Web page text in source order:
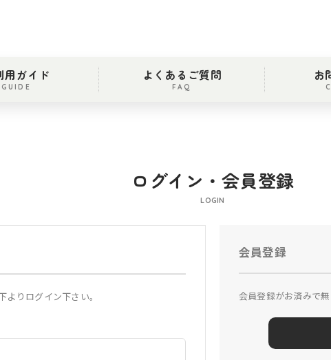
用ガイド
GUIDE
よくあるご質問
FAQ
お
ログイン・会員登録
LOGIN
りログイン下さい。
会員登録
会員登録がお済みで